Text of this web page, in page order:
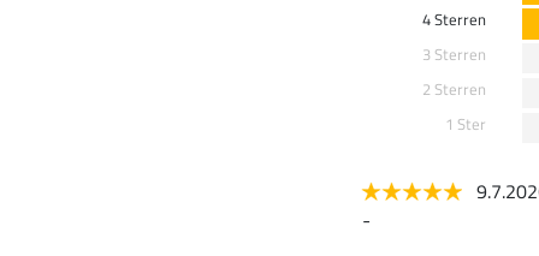
4 Sterren
3 Sterren
2 Sterren
1 Ster
-